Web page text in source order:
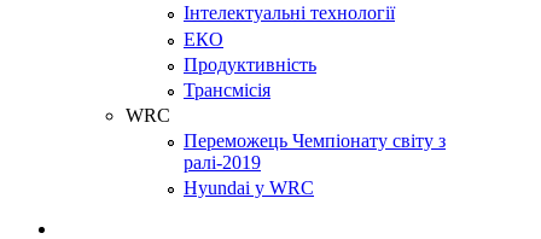
Інтелектуальні технології
ЕКО
Продуктивність
Трансмісія
WRC
Переможець Чемпіонату світу з
ралі-2019
Hyundai у WRC